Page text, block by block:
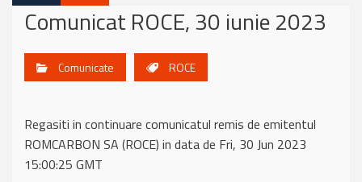
Comunicat ROCE, 30 iunie 2023
Comunicate ROCE
Regasiti in continuare comunicatul remis de emitentul
ROMCARBON SA (ROCE) in data de Fri, 30 Jun 2023
15:00:25 GMT